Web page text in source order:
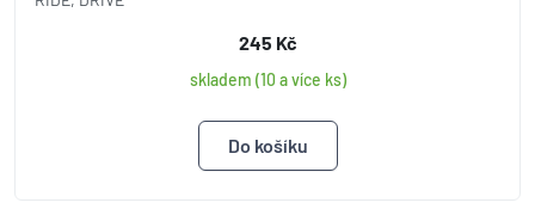
245 Kč
skladem (10 a více ks)